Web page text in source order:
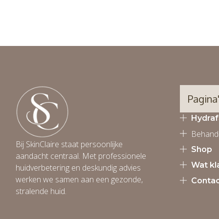
Bij SkinClaire staat persoonlijke
aandacht centraal. Met professionele
huidverbetering en deskundig advies
werken we samen aan een gezonde,
stralende huid.
Shop
Wat